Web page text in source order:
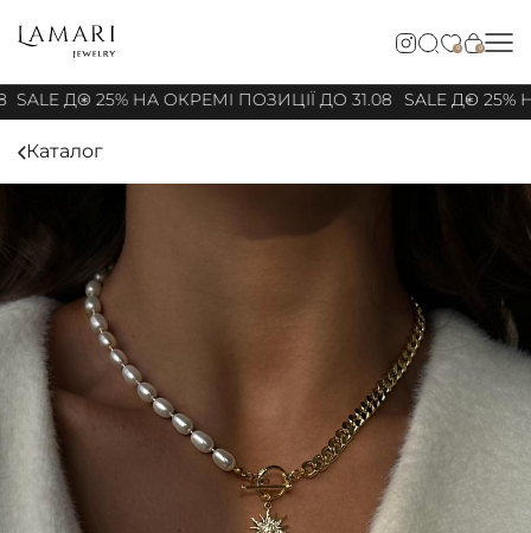
0 0
SALE ДО 25% НА ОКРЕМІ ПОЗИЦІЇ ДО 31.08 SALE ДО 25%
Каталог